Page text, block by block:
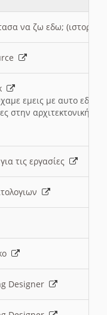
να ζω εδω; (ιστορια)
εμεις με αυτο εδω
στην αρχιτεκτονική
τις εργασίες
Designer